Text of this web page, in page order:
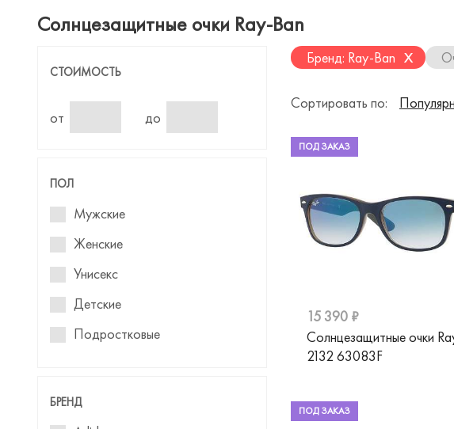
Солнцезащитные очки Ray-Ban
СТОИМОСТЬ
от до
ПОЛ
Мужские
Женские
Унисекс
Детские
Подростковые
Для мальчиков
БРЕНД
Бренд: Ray-Ban x
Сортировать по:
ПОД ЗАКАЗ
15 390 ₽
Солнцезащитные очки
2132 63083F
ПОД ЗАКАЗ